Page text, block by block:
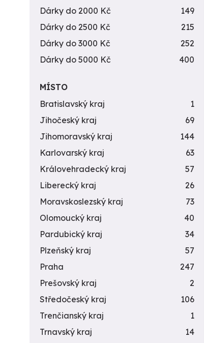
Dárky do 2000 Kč
149
Dárky do 2500 Kč
215
Dárky do 3000 Kč
252
Dárky do 5000 Kč
400
MÍSTO
Bratislavský kraj
1
Jihočeský kraj
69
Jihomoravský kraj
144
Karlovarský kraj
63
Královehradecký kraj
57
Liberecký kraj
26
Moravskoslezský kraj
73
Olomoucký kraj
40
Pardubický kraj
34
Plzeňský kraj
57
Praha
247
Prešovský kraj
2
Středočeský kraj
106
Trenčianský kraj
1
Trnavský kraj
14